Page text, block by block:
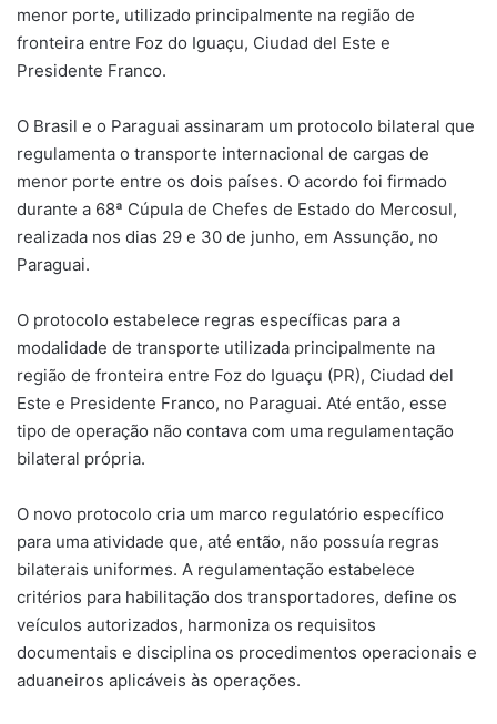
menor porte, utilizado principalmente na região de
fronteira entre Foz do Iguaçu, Ciudad del Este e
Presidente Franco.
O Brasil e o Paraguai assinaram um protocolo bilateral que
regulamenta o transporte internacional de cargas de
menor porte entre os dois países. O acordo foi firmado
durante a 68ª Cúpula de Chefes de Estado do Mercosul,
realizada nos dias 29 e 30 de junho, em Assunção, no
Paraguai.
O protocolo estabelece regras específicas para a
modalidade de transporte utilizada principalmente na
região de fronteira entre Foz do Iguaçu (PR), Ciudad del
Este e Presidente Franco, no Paraguai. Até então, esse
tipo de operação não contava com uma regulamentação
bilateral própria.
O novo protocolo cria um marco regulatório específico
para uma atividade que, até então, não possuía regras
bilaterais uniformes. A regulamentação estabelece
critérios para habilitação dos transportadores, define os
veículos autorizados, harmoniza os requisitos
documentais e disciplina os procedimentos operacionais e
aduaneiros aplicáveis às operações.